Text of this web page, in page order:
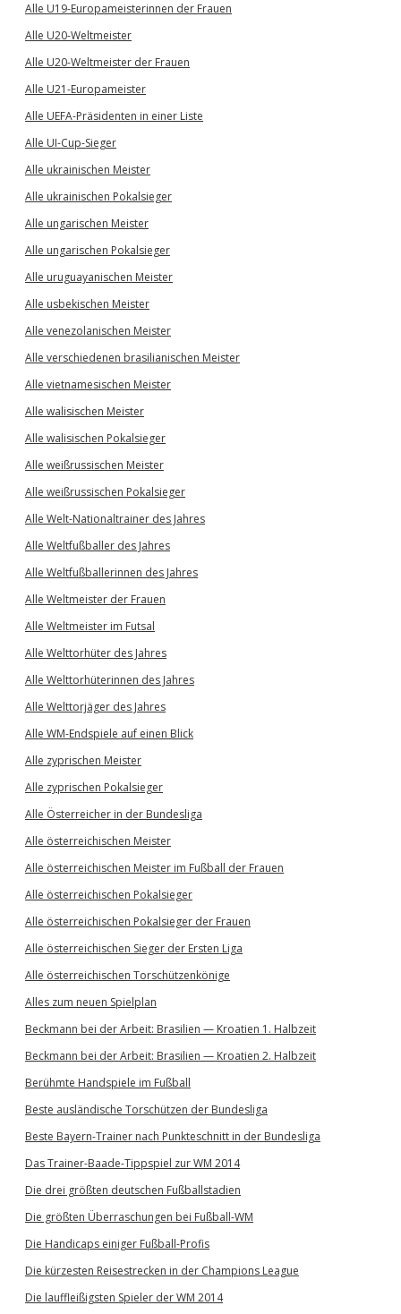
Alle U19-Europameisterinnen der Frauen
Alle U20-Weltmeister
Alle U20-Weltmeister der Frauen
Alle U21-Europameister
Alle UEFA-Präsidenten in einer Liste
Alle UI-Cup-Sieger
Alle ukrainischen Meister
Alle ukrainischen Pokalsieger
Alle ungarischen Meister
Alle ungarischen Pokalsieger
Alle uruguayanischen Meister
Alle usbekischen Meister
Alle venezolanischen Meister
Alle verschiedenen brasilianischen Meister
Alle vietnamesischen Meister
Alle walisischen Meister
Alle walisischen Pokalsieger
Alle weißrussischen Meister
Alle weißrussischen Pokalsieger
Alle Welt-Nationaltrainer des Jahres
Alle Weltfußballer des Jahres
Alle Weltfußballerinnen des Jahres
Alle Weltmeister der Frauen
Alle Weltmeister im Futsal
Alle Welttorhüter des Jahres
Alle Welttorhüterinnen des Jahres
Alle Welttorjäger des Jahres
Alle WM-Endspiele auf einen Blick
Alle zyprischen Meister
Alle zyprischen Pokalsieger
Alle Österreicher in der Bundesliga
Alle österreichischen Meister
Alle österreichischen Meister im Fußball der Frauen
Alle österreichischen Pokalsieger
Alle österreichischen Pokalsieger der Frauen
Alle österreichischen Sieger der Ersten Liga
Alle österreichischen Torschützenkönige
Alles zum neuen Spielplan
Beckmann bei der Arbeit: Brasilien — Kroatien 1. Halbzeit
Beckmann bei der Arbeit: Brasilien — Kroatien 2. Halbzeit
Berühmte Handspiele im Fußball
Beste ausländische Torschützen der Bundesliga
Beste Bayern-Trainer nach Punkteschnitt in der Bundesliga
Das Trainer-Baade-Tippspiel zur WM 2014
Die drei größten deutschen Fußballstadien
Die größten Überraschungen bei Fußball-WM
Die Handicaps einiger Fußball-Profis
Die kürzesten Reisestrecken in der Champions League
Die lauffleißigsten Spieler der WM 2014